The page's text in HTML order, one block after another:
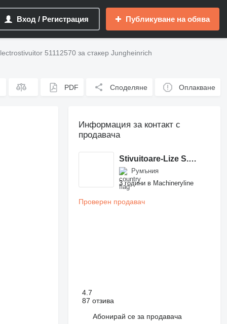
Вход / Регистрация Публикуване на обява
51112570 за стакер Jungheinrich
PDF Споделяне Оплакване
Информация за контакт с
продавача
Stivuitoare-Lize S.R.L.
Румъния
3 години в Machineryline
Проверен продавач
4.7
87 отзива
Абонирай се за продавача